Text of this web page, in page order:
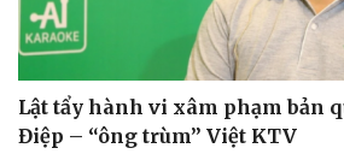
Lật tẩy hành vi xâm phạm bản
Điệp – “ông trùm” Việt KTV